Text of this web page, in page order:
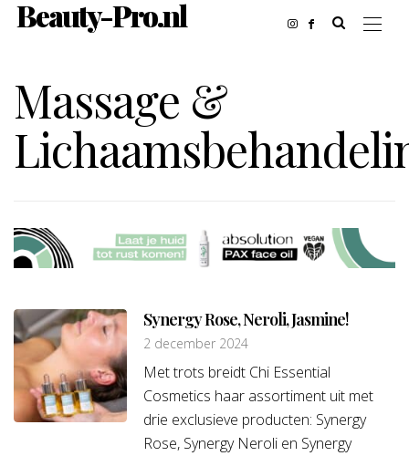
Beauty-Pro.nl
Massage &
Synergy Rose, Neroli, Jasmine!
2 december 2024
Met trots breidt Chi Essential
Cosmetics haar assortiment uit met
drie exclusieve producten: Synergy
Rose, Synergy Neroli en Synergy